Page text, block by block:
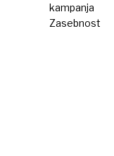
kampanja
Zasebnost